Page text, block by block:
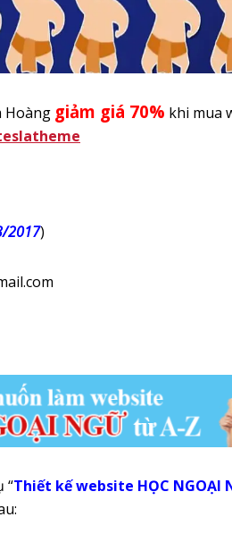
Hoàng giảm giá 70% khi mua
2017)
“Thiết kế website HỌC NGOẠI